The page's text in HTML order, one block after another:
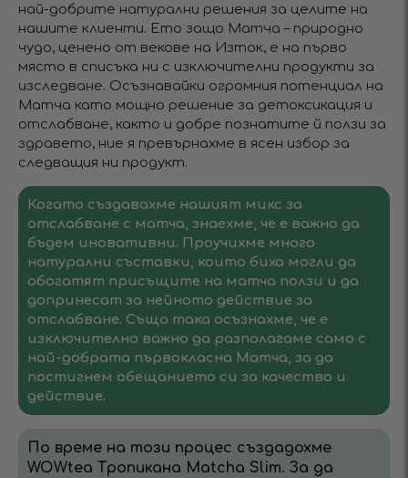
най-добрите натурални решения за целите на
нашите клиенти. Ето защо Матча – природно
чудо, ценено от векове на Изток, е на първо
място в списъка ни с изключителни продукти за
изследване. Осъзнавайки огромния потенциал на
Матча като мощно решение за детоксикация и
отслабване, както и добре познатите й ползи за
здравето, ние я превърнахме в ясен избор за
следващия ни продукт.
Когато създавахме нашият микс за
отслабване с матча, знаехме, че е важно да
бъдем иновативни. Проучихме много
натурални съставки, които биха могли да
обогатят присъщите на матча ползи и да
допринесат за нейното действие за
отслабване. Също така осъзнахме, че е
изключително важно да разполагаме само с
най-добрата първокласна Матча, за да
постигнем обещанието си за качество и
действие.
По време на този процес създадохме
WOWtea Тропикана Matcha Slim. За да